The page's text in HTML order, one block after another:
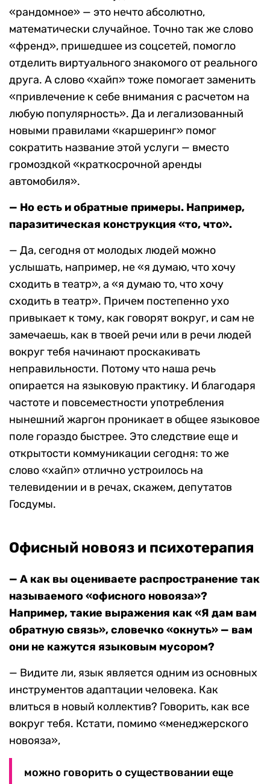
«рандомное» — это нечто абсолютно,
математически случайное. Точно так же слово
«френд», пришедшее из соцсетей, помогло
отделить виртуального знакомого от реального
друга. А слово «хайп» тоже помогает заменить
«привлечение к себе внимания с расчетом на
любую популярность». Да и легализованный
новыми правилами «каршеринг» помог
сократить название этой услуги — вместо
громоздкой «краткосрочной аренды
автомобиля».
— Но есть и обратные примеры. Например,
паразитическая конструкция «то, что».
— Да, сегодня от молодых людей можно
услышать, например, не «я думаю, что хочу
сходить в театр», а «я думаю то, что хочу
сходить в театр». Причем постепенно ухо
привыкает к тому, как говорят вокруг, и сам не
замечаешь, как в твоей речи или в речи людей
вокруг тебя начинают проскакивать
неправильности. Потому что наша речь
опирается на языковую практику. И благодаря
частоте и повсеместности употребления
нынешний жаргон проникает в общее языковое
поле гораздо быстрее. Это следствие еще и
открытости коммуникации сегодня: то же
слово «хайп» отлично устроилось на
телевидении и в речах, скажем, депутатов
Госдумы.
Офисный новояз и психотерапия
— А как вы оцениваете распространение так
называемого «офисного новояза»?
Например, такие выражения как «Я дам вам
обратную связь», словечко «окнуть» — вам
они не кажутся языковым мусором?
— Видите ли, язык является одним из основных
инструментов адаптации человека. Как
влиться в новый коллектив? Говорить, как все
вокруг тебя. Кстати, помимо «менеджерского
новояза»,
можно говорить о существовании еще